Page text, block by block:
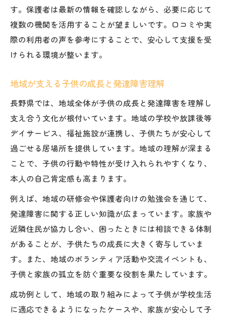
す。保護者は最新の情報を確認しながら、必要に応じて
複数の機関を活用することが望ましいです。口コミや実
際の利用者の声を参考にすることで、安心して支援を受
けられる環境が整います。
地域が支える子供の成長と発達障害理解
長野県では、地域全体が子供の成長と発達障害を理解し
支え合う文化が根付いています。地域の学校や放課後等
デイサービス、福祉施設が連携し、子供たちが安心して
過ごせる居場所を提供しています。地域の理解が深まる
ことで、子供の行動や特性が受け入れられやすくなり、
本人の自己肯定感も高まります。
例えば、地域の研修会や保護者向けの勉強会を通じて、
発達障害に関する正しい知識が広まっています。家族や
近隣住民が協力し合い、困ったときには相談できる体制
があることが、子供たちの成長に大きく寄与していま
す。また、地域のボランティア活動や交流イベントも、
子供と家族の孤立を防ぐ重要な役割を果たしています。
成功例として、地域の取り組みによって子供が学校生活
に適応できるようになったケースや、家族が安心して子